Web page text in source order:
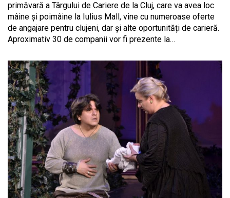
primăvară a Târgului de Cariere de la Cluj, care va avea loc
mâine și poimâine la Iulius Mall, vine cu numeroase oferte
de angajare pentru clujeni, dar și alte oportunități de carieră.
Aproximativ 30 de companii vor fi prezente la…